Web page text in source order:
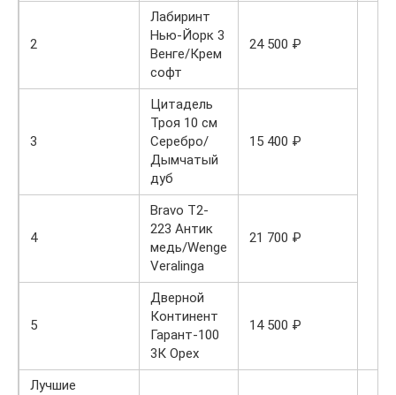
2
Лабиринт
Нью-Йорк 3
Венге/Крем
софт
24 500 ₽
3
Цитадель
Троя 10 см
Серебро/
Дымчатый
дуб
15 400 ₽
4
Bravo T2-
223 Антик
медь/Wenge
Veralinga
21 700 ₽
5
Дверной
Континент
Гарант-100
3К Орех
14 500 ₽
Лучшие